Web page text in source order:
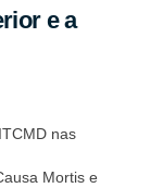
e a
nas
Mortis e